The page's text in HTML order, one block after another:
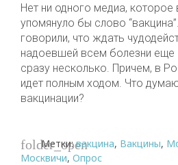
Нет ни одного медиа, которое
упомянуло бы слово
говорили, что ждать
надоевшей всем болезни еще
сразу несколько. Причем, в
идет полным ходом. Что
вакцинации?
folder_open
Метки:вакцина, Вакцины,
Москвичи, Опрос